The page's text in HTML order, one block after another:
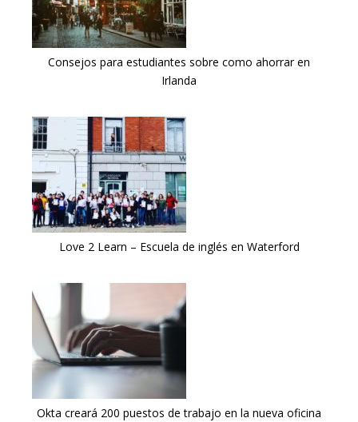
Consejos para estudiantes sobre como ahorrar en
Irlanda
Love 2 Learn – Escuela de inglés en Waterford
Okta creará 200 puestos de trabajo en la nueva oficina